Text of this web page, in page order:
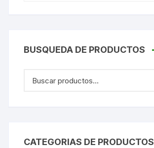
BUSQUEDA DE PRODUCTOS
CATEGORIAS DE PRODUCTOS